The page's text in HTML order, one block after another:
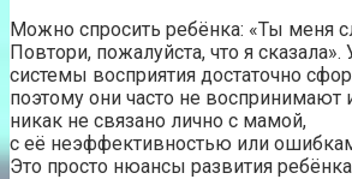
Можно спросить ребёнка: «Ты меня
Повтори, пожалуйста, что я сказала».
системы восприятия достаточно
поэтому они часто не воспринимают
никак не связано лично с мамой,
с её неэффективностью или
Это просто нюансы развития